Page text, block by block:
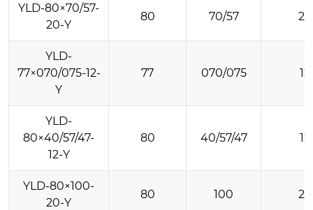
YLD-80×70/57-
20-Y
80 70/57 20
YLD-
77×070/075-12-
Y
77 070/075 12
YLD-
80×40/57/47-
12-Y
80 40/57/47 12
YLD-80×100-
20-Y
80 100 20